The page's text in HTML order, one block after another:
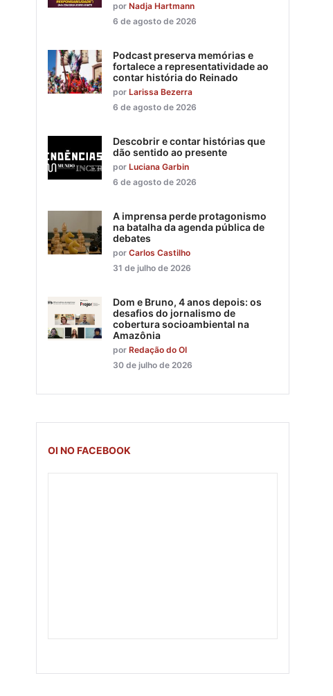
por Nadja Hartmann
6 de agosto de 2026
Podcast preserva memórias e
fortalece a representatividade ao
contar história do Reinado
por Larissa Bezerra
6 de agosto de 2026
Descobrir e contar histórias que
dão sentido ao presente
por Luciana Garbin
6 de agosto de 2026
A imprensa perde protagonismo
na batalha da agenda pública de
debates
por Carlos Castilho
31 de julho de 2026
Dom e Bruno, 4 anos depois: os
desafios do jornalismo de
cobertura socioambiental na
Amazônia
por Redação do OI
30 de julho de 2026
OI NO FACEBOOK